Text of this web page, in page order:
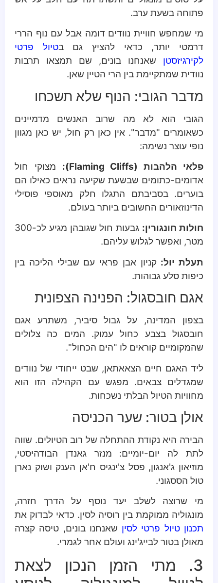
פתוחה בשעת ערב.
מי שמחפש חוויית נוודים דומה אבל עם נוף הררי
דרמטי יותר, כדאי להציץ גם בטיול פרטי
לקירגיזסטן שאנחנו בונים, שם תמצאו תרבות
נוודית שמתקיימת בין הרי הטיין שאן.
מדבר הגובי: הנוף שלא תשכחו
הגובי הוא לא מה שרוב האנשים מדמיינים
כשאומרים "מדבר". אין כאן רק חול, יש כאן מגוון
נופי עוצר נשימה:
פלאי הלהבות (Flaming Cliffs):
מצוקי חול
אדומים-כתומים שבשעת שקיעה נראים כאילו הם
בוערים. בסביבתם התגלו חלק מאוספי פוסילי
הדינוזאורים החשובים ביותר בעולם.
חולות חונגורין:
גבעות חול שגובהן מגיע לכ-300
מטר, ואפשר לגלוש עליהם.
תעלת יול: קניון אבן פראי עם שבילי הליכה בין
כיפות סלע גבוהות.
אגם חובסגול: הפנינה הצפונית
בצפון המדינה, על גבול סיביר, משתרע אגם
חובסגול בצבע כחול עמוק. המים כה צלולים
שהמקומיים קוראים לו "הים הכחול".
ליד האגם חיים הצאאתאן, שבט ייחודי של נוודים
שמגדלים צבאים. מפגש עם הקהילה הזו הוא
מחוויות הטיול הבלתי נשכחות.
אולן בטור: שער הכניסה
הבירה היא נקודת ההתחלה של רוב הטיולים. שווה
לתת לה יום-יומיים: מנזר גאנדן הבודהיסטי,
מוזיאון ג'אנגון, פסל צ'ינגיס ח'אן הענק ושוק נארן
טול הססגוני.
מי שרוצה לשלב יעד נוסף על הדרך חזרה,
מונגוליה ממוקמת בין רוסיה לסין. כדאי לבדוק את
תכנון טיול פרטי לסין שאנחנו בונים, טיסה קצרה
מאולן בטור לבייג'ינג ועולם אחר לגמרי.
3. מתי הזמן הנכון לצאת